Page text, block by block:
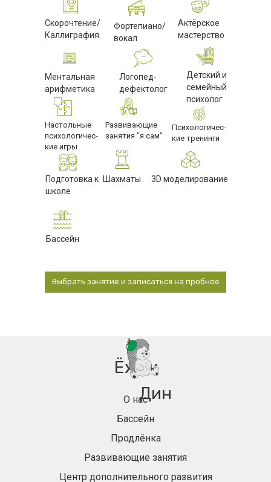
Скорочтение/
Каллиграфия
Фортепиано/
вокал
Развивающие
занятия "я сам"
Настольные
психологичес-
кие игры
Ментальная
арифметика
Психологичес-
кие тренинги
Детский и
семейный
психолог
Логопед-
дефектолог
Актёрское
мастерство
Подготовка к
школе
Бассейн
Выбрать занятие и записаться на пробное
3D моделирование
Шахматы
Ёжик
⠀⠀⠀Дин
Продлёнка
Бассейн
Развивающие занятия
О нас
Центр дополнительного развития